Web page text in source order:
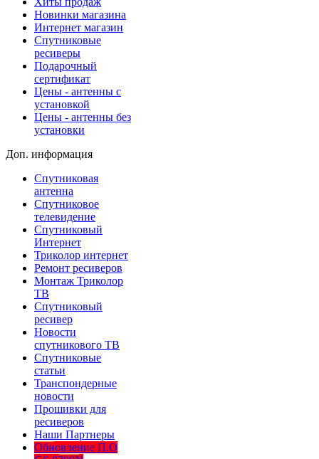
Новинки магазина
Интернет магазин
Спутниковые
ресиверы
Подарочный
сертификат
Цены - антенны с
установкой
Цены - антенны без
установки
Доп. информация
Спутниковая
антенна
Спутниковое
телевидение
Спутниковый
Интернет
Триколор интернет
Ремонт ресиверов
Монтаж Триколор
ТВ
Спутниковый
ресивер
Новости
спутникового ТВ
Спутниковые
статьи
Транспондерные
новости
Прошивки для
ресиверов
Наши Партнеры
Обновление П.О